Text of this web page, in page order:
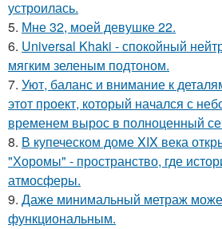
устроилась.
5. Мне 32, моей девушке 22.
6. Universal Khaki - спокойный
мягким зеленым подтоном.
7. Уют, баланс и внимание к
этот проект, который начался с
временем вырос в полноценный
8. В купеческом доме XIX века
"Хоромы" - пространство, где
атмосферы.
9. Даже минимальный метраж
функциональным.